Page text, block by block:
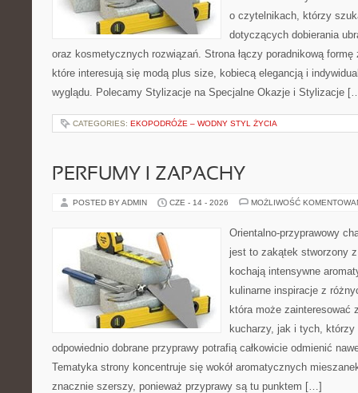
o czytelnikach, którzy
dotyczących dobierania
oraz kosmetycznych rozwiązań. Strona łączy poradnikową
które interesują się modą plus size, kobiecą elegancją i
wyglądu. Polecamy Stylizacje na Specjalne Okazje i Stylizacje
CATEGORIES: EKOPODRÓŻE – WODNY STYL ŻYCIA
PERFUMY I ZAPACHY
POSTED BY ADMIN CZE - 14 - 2026 MOŻLIWOŚĆ
Orientalno-przyprawowy
jest to zakątek stworzony
kochają intensywne
kulinarne inspiracje z
która może zainteresować
kucharzy, jak i tych, którzy
odpowiednio dobrane przyprawy potrafią całkowicie odmienić
Tematyka strony koncentruje się wokół aromatycznych
znacznie szerszy, ponieważ przyprawy są tu punktem […]